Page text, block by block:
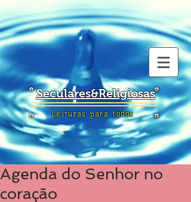
Seculares&Religiosas
Leituras para todos
Agenda do Senhor no
coração